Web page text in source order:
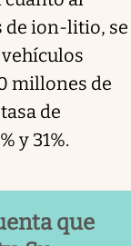
de ion-litio, se
millones de
de
y 31%.
que